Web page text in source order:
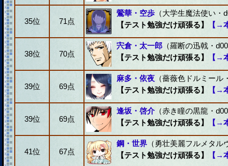
35位 71点
鶯華・空歩 （大学生魔法使い・
【テスト勉強だけ頑張る】
【→
38位 70点
宍倉・太一郎 （羅断の迅戟・
【テスト勉強だけ頑張る】
【→
39位 69点
麻多・依夜 （薔薇色ドルミール
【テスト勉強だけ頑張る】
【→
39位 69点
逢坂・啓介（赤き瞳の黒龍・
【テスト勉強だけ頑張る】
【→
41位 67点
鋼・世界 （勇壮美麗フルメタ
【テスト勉強だけ頑張る】
【→